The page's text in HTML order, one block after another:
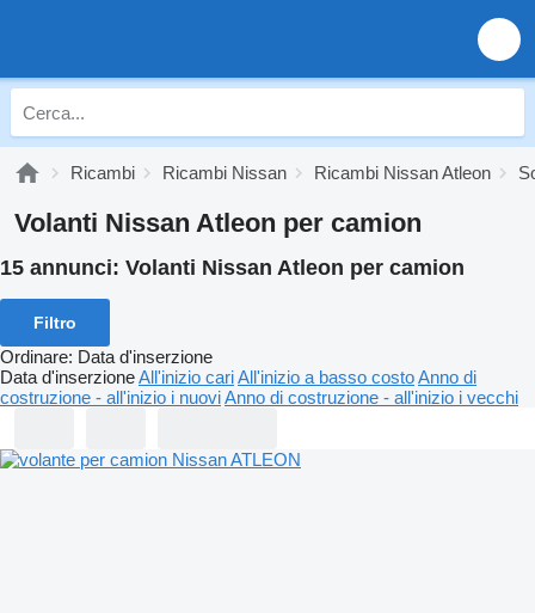
Ricambi Ricambi Nissan Ricambi Nissan Atleon
Volanti Nissan Atleon per camion
15 annunci: Volanti Nissan Atleon per camion
Filtro
Ordinare: Data d'inserzione
Data d'inserzioneAll'inizio cariAll'inizio a basso costoAnno di
costruzione - all'inizio i nuoviAnno di costruzione - all'inizio i vecchi